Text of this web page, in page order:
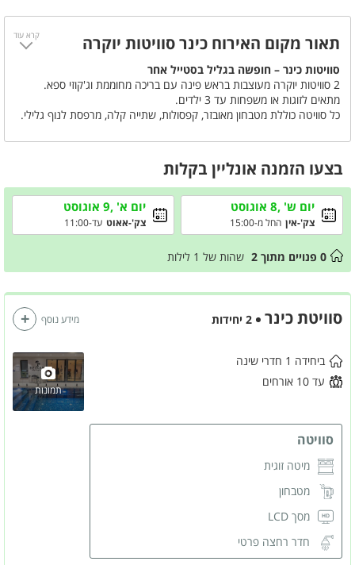
תאור מקום האירוח כינר סוויטות יוקרה
סוויטות כינר – חופשה בגליל בסטייל אחר
2 סוויטות יוקרה מעוצבות בראש פינה עם בריכה מחוממת וג'קוזי ספא.
מתאים לזוגות או משפחות עד 3 ילדים.
כל סוויטה כוללת מטבחון מאובזר, קפסולות, שתייה קלה, מרפסת לנוף גלילי.
מכבדים שוברי מילואים
קרא עוד
בצעו הזמנה אונליין בקלות
יום ש' ,8 אוגוסט
צק'-אין החל מ-15:00
יום א' ,9 אוגוסט
צק'-אאוט עד-11:00
0 פנויים מתוך 2 שהות של 1 לילות
סוויטת כינר 2 יחידות
תמונות
ביחידה 1 חדרי שינה
עד 10 אורחים
סוויטה
מיטה זוגית
מטבחון
מסך LCD
חדר רחצה פרטי
מידע נוסף